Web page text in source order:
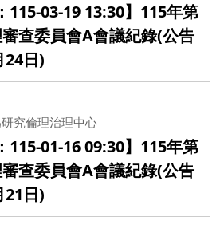
115-03-19 13:30】115年第
查委員會A會議紀錄(公告
24日)
究倫理治理中心
115-01-16 09:30】115年第
查委員會A會議紀錄(公告
21日)